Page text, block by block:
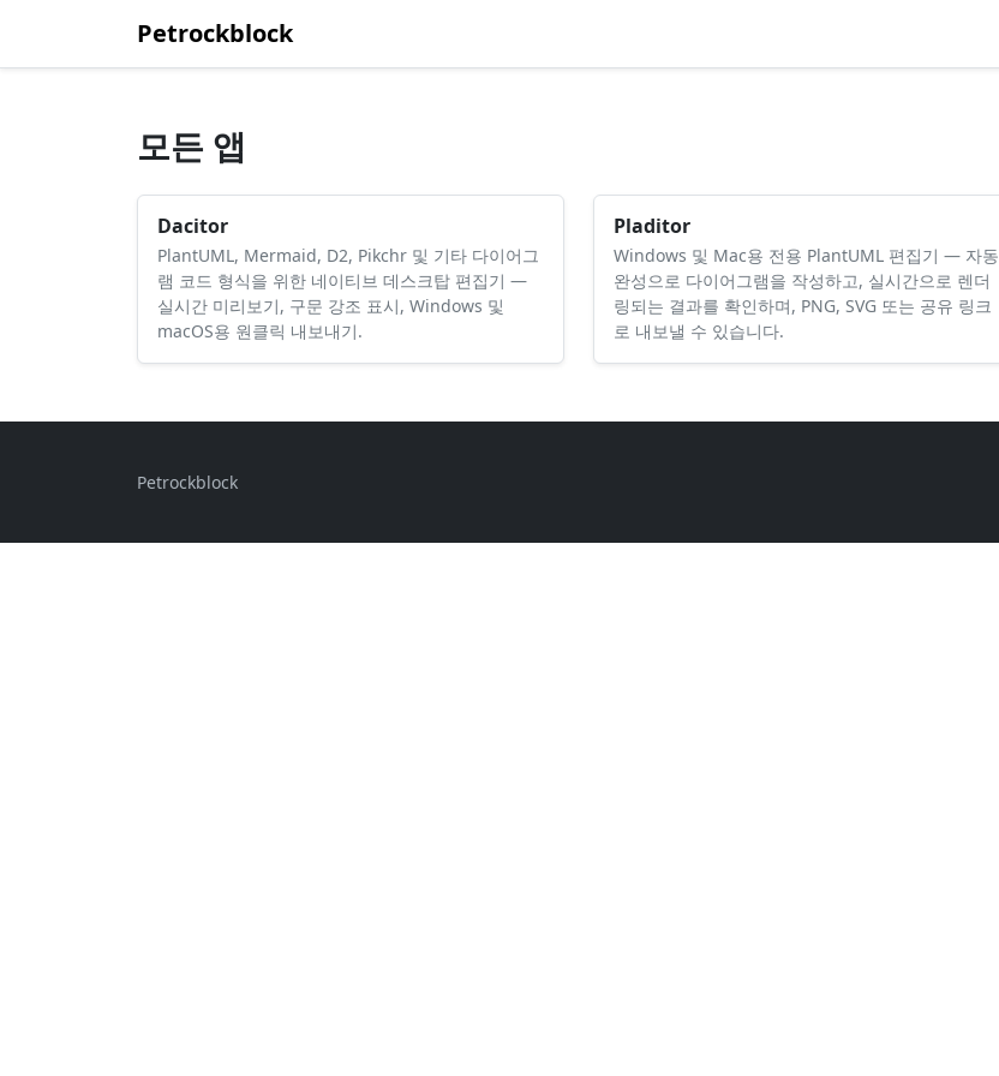
Petrockblock
모든 앱
Dacitor
PlantUML, Mermaid, D2, Pikchr 및 기타 다이어그
램 코드 형식을 위한 네이티브 데스크탑 편집기 —
실시간 미리보기, 구문 강조 표시, Windows 및
macOS용 원클릭 내보내기.
Pladitor
Windows 및 Mac용 전용 PlantUML 편집기 — 자동
완성으로 다이어그램을 작성하고, 실시간으로 렌더
링되는 결과를 확인하며, PNG, SVG 또는 공유 링크
로 내보낼 수 있습니다.
Petrockblock